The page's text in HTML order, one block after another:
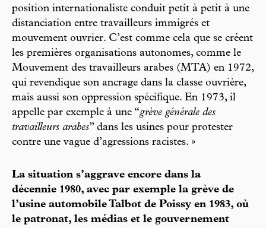
position internationaliste conduit petit à petit à une
distanciation entre travailleurs immigrés et
mouvement ouvrier. C’est comme cela que se créent
les premières organisations autonomes, comme le
Mouvement des travailleurs arabes (MTA) en 1972,
qui revendique son ancrage dans la classe ouvrière,
mais aussi son oppression spécifique. En 1973, il
appelle par exemple à une “grève générale des
travailleurs arabes” dans les usines pour protester
contre une vague d’agressions racistes. »
La situation s’aggrave encore dans la
décennie 1980, avec par exemple la grève de
l’usine automobile Talbot de Poissy en 1983, où
le patronat, les médias et le gouvernement